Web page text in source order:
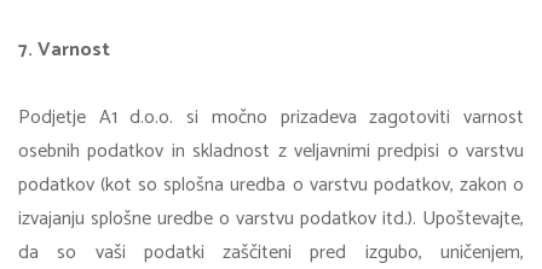
7. Varnost
Podjetje A1 d.o.o. si močno prizadeva zagotoviti varnost
osebnih podatkov in skladnost z veljavnimi predpisi o varstvu
podatkov (kot so splošna uredba o varstvu podatkov, zakon o
izvajanju splošne uredbe o varstvu podatkov itd.). Upoštevajte,
da so vaši podatki zaščiteni pred izgubo, uničenjem,